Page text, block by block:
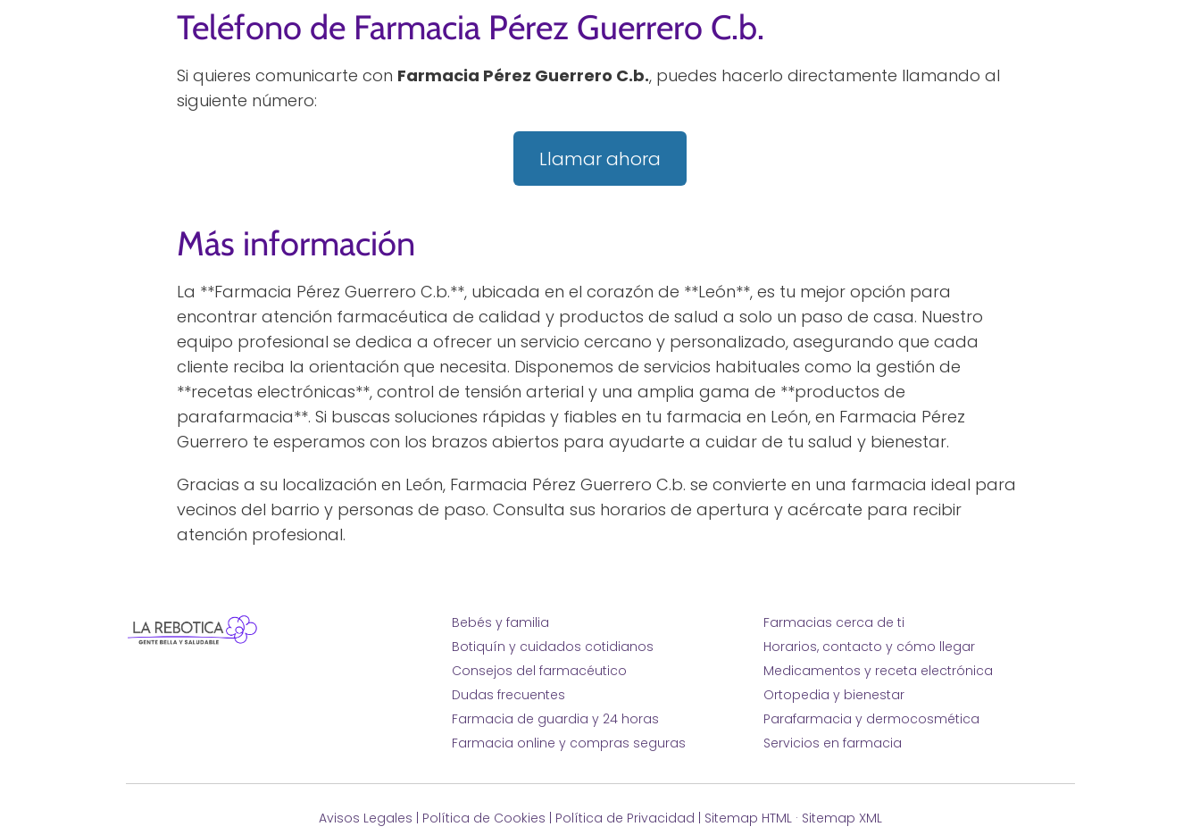
Teléfono de Farmacia Pérez Guerrero C.b.
Si quieres comunicarte con Farmacia Pérez Guerrero C.b., puedes hacerlo directamente llamando al
siguiente número:
Llamar ahora
Más información
La **Farmacia Pérez Guerrero C.b.**, ubicada en el corazón de **León**, es tu mejor opción para
encontrar atención farmacéutica de calidad y productos de salud a solo un paso de casa. Nuestro
equipo profesional se dedica a ofrecer un servicio cercano y personalizado, asegurando que cada
cliente reciba la orientación que necesita. Disponemos de servicios habituales como la gestión de
**recetas electrónicas**, control de tensión arterial y una amplia gama de **productos de
parafarmacia**. Si buscas soluciones rápidas y fiables en tu farmacia en León, en Farmacia Pérez
Guerrero te esperamos con los brazos abiertos para ayudarte a cuidar de tu salud y bienestar.
Gracias a su localización en León, Farmacia Pérez Guerrero C.b. se convierte en una farmacia ideal para
vecinos del barrio y personas de paso. Consulta sus horarios de apertura y acércate para recibir
atención profesional.
Bebés y familia
Botiquín y cuidados cotidianos
Consejos del farmacéutico
Dudas frecuentes
Farmacia de guardia y 24 horas
Farmacia online y compras seguras
Farmacias cerca de ti
Horarios, contacto y cómo llegar
Medicamentos y receta electrónica
Ortopedia y bienestar
Parafarmacia y dermocosmética
Servicios en farmacia
Avisos Legales | Política de Cookies | Política de Privacidad | Sitemap HTML· Sitemap XML